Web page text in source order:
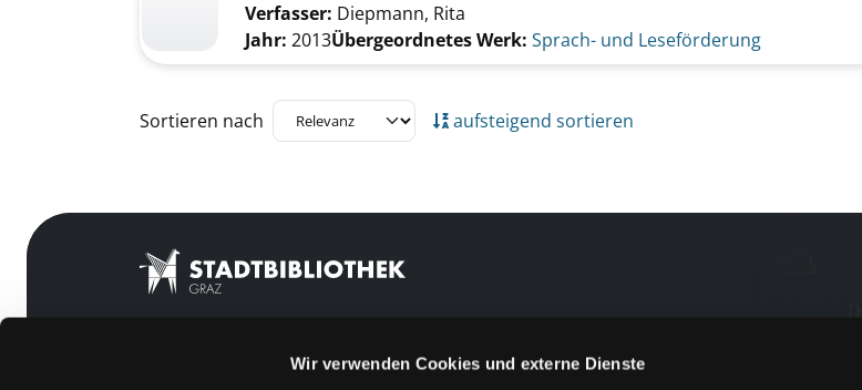
Wir verwenden Cookies und externe Dienste
Verfasser: Diepmann, Rita
Jahr: 2013Übergeordnetes Werk: Sprach- und Leseförderung
Zu den Suchfiltern springen
Sortieren nach aufsteigend sortieren
Feedback